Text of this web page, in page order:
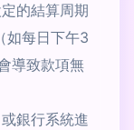
的結算周期
如每日下午3
導致款項無
銀行系統進